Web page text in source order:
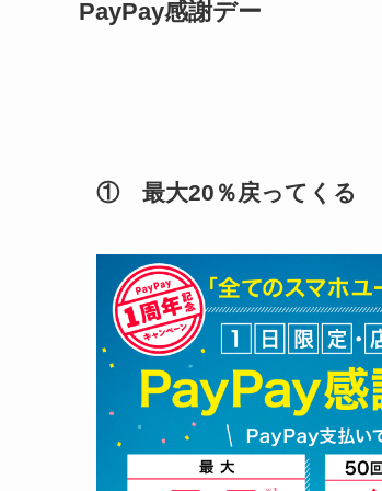
PayPay感謝デー
① 最大20％戻ってくる